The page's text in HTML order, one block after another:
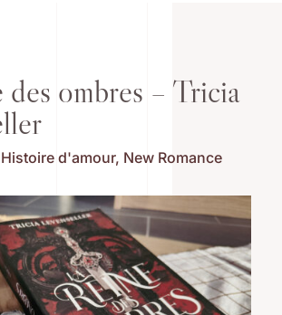
ombres – Tricia
Histoire d'amour, New Romance